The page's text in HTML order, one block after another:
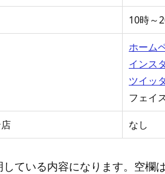
10時～
ホーム
インス
ツイッ
フェイ
なし
ている内容になります。空欄